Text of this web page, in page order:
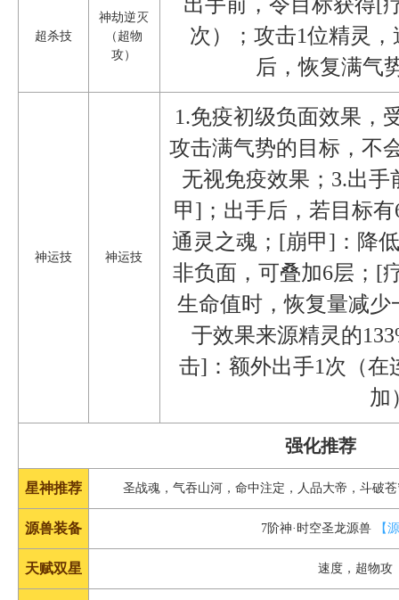
超杀技
神劫逆灭
（超物
攻）
次）；攻击1位精灵
后，恢复满气
神运技 神运技
1.免疫初级负面效果，
攻击满气势的目标，不
无视免疫效果；3.出
甲]；出手后，若目标
通灵之魂；[崩甲]：降
非负面，可叠加6层；[
生命值时，恢复量减
于效果来源精灵的
击]：额外出手1次（在
加
强化推荐
星神推荐 圣战魂，气吞山河，命中注定，人品大帝，斗破
源兽装备 7阶神·时空圣龙源兽 【
天赋双星 速度，超物攻